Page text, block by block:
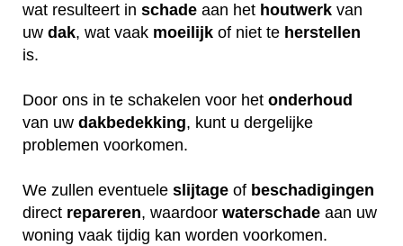
wat resulteert in schade aan het houtwerk van
uw dak, wat vaak moeilijk of niet te herstellen
is.
Door ons in te schakelen voor het onderhoud
van uw dakbedekking, kunt u dergelijke
problemen voorkomen.
We zullen eventuele slijtage of beschadigingen
direct repareren, waardoor waterschade aan uw
woning vaak tijdig kan worden voorkomen.